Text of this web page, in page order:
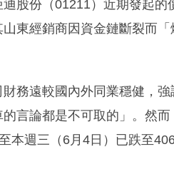
股份（01211）近期發起
東經銷商因資金鏈斷裂而
務遠較國內外同業穩健，
言論都是不可取的」。然
本週三（6月4日）已跌至